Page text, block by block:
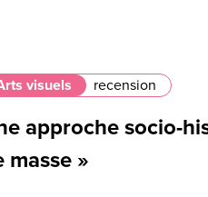
visuels recension
approche socio-
masse »